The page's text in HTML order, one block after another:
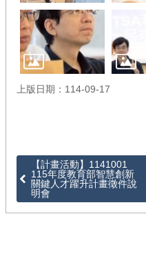
管
考
回
首
頁
覽
上版日期：114-09-17
【計畫活動】1141001
115年度教育部智慧創新
關鍵人才躍升計畫徵件說
明會